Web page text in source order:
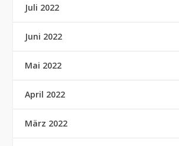
Juli 2022
Juni 2022
Mai 2022
April 2022
März 2022